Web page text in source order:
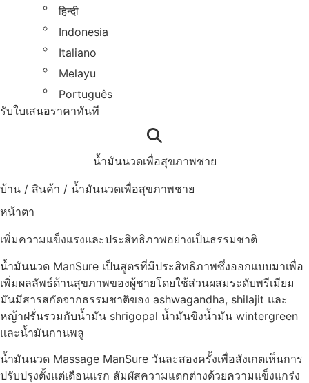
हिन्दी
Indonesia
Italiano
Melayu
Português
รับใบเสนอราคาทันที
น้ำมันนวดเพื่อสุขภาพชาย
บ้าน / สินค้า / น้ำมันนวดเพื่อสุขภาพชาย
หน้าตา
เพิ่มความแข็งแรงและประสิทธิภาพอย่างเป็นธรรมชาติ
น้ำมันนวด ManSure เป็นสูตรที่มีประสิทธิภาพซึ่งออกแบบมาเพื่อ
เพิ่มผลลัพธ์ด้านสุขภาพของผู้ชายโดยใช้ส่วนผสมระดับพรีเมียม
มันมีสารสกัดจากธรรมชาติของ ashwagandha, shilajit และ
หญ้าฝรั่นรวมกับน้ำมัน shrigopal น้ำมันขิงน้ำมัน wintergreen
และน้ำมันกานพลู
น้ำมันนวด Massage ManSure วันละสองครั้งเพื่อสังเกตเห็นการ
ปรับปรุงตั้งแต่เดือนแรก สัมผัสความแตกต่างด้วยความแข็งแกร่ง